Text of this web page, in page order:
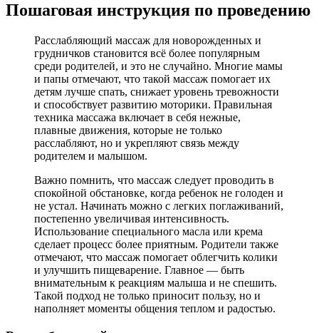
Пошаговая инструкция по проведению
Расслабляющий массаж для новорожденных и
грудничков становится всё более популярным
среди родителей, и это не случайно. Многие мамы
и папы отмечают, что такой массаж помогает их
детям лучше спать, снижает уровень тревожности
и способствует развитию моторики. Правильная
техника массажа включает в себя нежные,
плавные движения, которые не только
расслабляют, но и укрепляют связь между
родителем и малышом.
Важно помнить, что массаж следует проводить в
спокойной обстановке, когда ребенок не голоден и
не устал. Начинать можно с легких поглаживаний,
постепенно увеличивая интенсивность.
Использование специального масла или крема
сделает процесс более приятным. Родители также
отмечают, что массаж помогает облегчить колики
и улучшить пищеварение. Главное — быть
внимательным к реакциям малыша и не спешить.
Такой подход не только приносит пользу, но и
наполняет моменты общения теплом и радостью.